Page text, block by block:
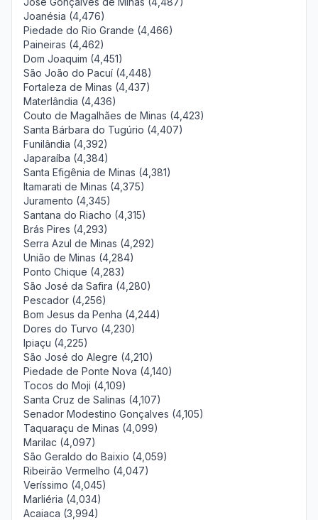
Joanésia (4,476)
Piedade do Rio Grande (4,466)
Paineiras (4,462)
Dom Joaquim (4,451)
São João do Pacuí (4,448)
Fortaleza de Minas (4,437)
Materlândia (4,436)
Couto de Magalhães de Minas (4,423)
Santa Bárbara do Tugúrio (4,407)
Funilândia (4,392)
Japaraíba (4,384)
Santa Efigênia de Minas (4,381)
Itamarati de Minas (4,375)
Juramento (4,345)
Santana do Riacho (4,315)
Brás Pires (4,293)
Serra Azul de Minas (4,292)
União de Minas (4,284)
Ponto Chique (4,283)
São José da Safira (4,280)
Pescador (4,256)
Bom Jesus da Penha (4,244)
Dores do Turvo (4,230)
Ipiaçu (4,225)
São José do Alegre (4,210)
Piedade de Ponte Nova (4,140)
Tocos do Moji (4,109)
Santa Cruz de Salinas (4,107)
Senador Modestino Gonçalves (4,105)
Taquaraçu de Minas (4,099)
Marilac (4,097)
São Geraldo do Baixio (4,059)
Ribeirão Vermelho (4,047)
Veríssimo (4,045)
Marliéria (4,034)
Acaiaca (3,994)